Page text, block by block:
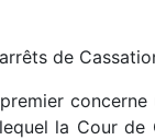
de
concerne
la Cour de